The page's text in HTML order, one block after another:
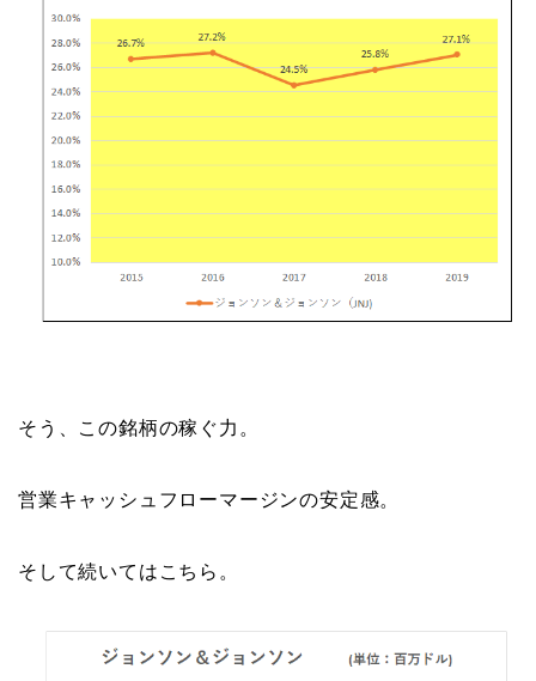
そう、この銘柄の稼ぐ力。
営業キャッシュフローマージンの安定感。
そして続いてはこちら。